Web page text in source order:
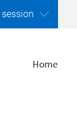
Home